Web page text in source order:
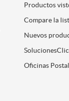
Productos
Compare la
Nuevos
Oficinas